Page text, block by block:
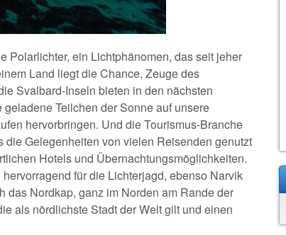
Polarlichter, ein Lichtphänomen, das seit jeher
Land liegt die Chance, Zeuge des
Svalbard-Inseln bieten in den nächsten
Teilchen der Sonne auf unsere
hervorbringen. Und die Tourismus-Branche
Gelegenheiten von vielen Reisenden genutzt
Hotels und Übernachtungsmöglichkeiten.
für die Lichterjagd, ebenso Narvik
Nordkap, ganz im Norden am Rande der
als nördlichste Stadt der Welt gilt und einen